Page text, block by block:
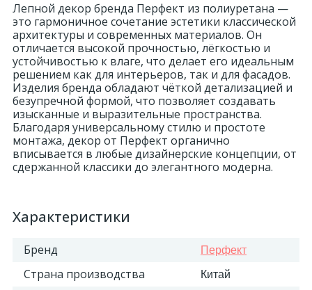
Лепной декор бренда Перфект из полиуретана —
это гармоничное сочетание эстетики классической
архитектуры и современных материалов. Он
отличается высокой прочностью, лёгкостью и
устойчивостью к влаге, что делает его идеальным
решением как для интерьеров, так и для фасадов.
Изделия бренда обладают чёткой детализацией и
безупречной формой, что позволяет создавать
изысканные и выразительные пространства.
Благодаря универсальному стилю и простоте
монтажа, декор от Перфект органично
вписывается в любые дизайнерские концепции, от
сдержанной классики до элегантного модерна.
Характеристики
Бренд Перфект
Страна производства Китай